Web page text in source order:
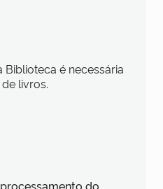
é necessária
livros.
do